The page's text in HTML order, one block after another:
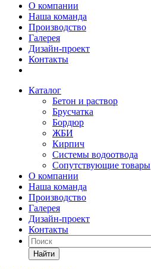
О компании
Наша команда
Производство
Галерея
Дизайн-проект
Контакты
Каталог
Бетон и раствор
Брусчатка
Бордюр
ЖБИ
Кирпич
Системы водоотвода
Сопутствующие товары
О компании
Наша команда
Производство
Галерея
Дизайн-проект
Контакты
Найти